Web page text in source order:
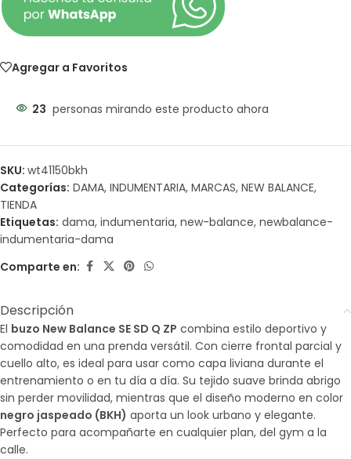
Agregar a Favoritos
23 personas mirando este producto ahora
SKU: wt41150bkh
Categorías: DAMA, INDUMENTARIA, MARCAS, NEW BALANCE,
TIENDA
Etiquetas: dama, indumentaria, new-balance, newbalance-
indumentaria-dama
Comparte en:
Descripción
El buzo New Balance SE SD Q ZP combina estilo deportivo y
comodidad en una prenda versátil. Con cierre frontal parcial y
cuello alto, es ideal para usar como capa liviana durante el
entrenamiento o en tu día a día. Su tejido suave brinda abrigo
sin perder movilidad, mientras que el diseño moderno en color
negro jaspeado (BKH) aporta un look urbano y elegante.
Perfecto para acompañarte en cualquier plan, del gym a la
calle.